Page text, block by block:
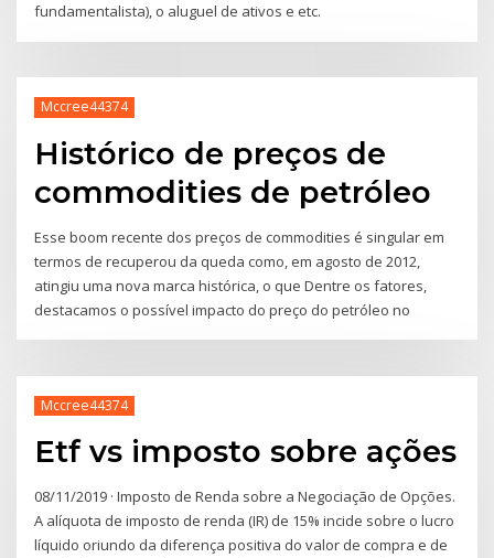
fundamentalista), o aluguel de ativos e etc.
Mccree44374
Histórico de preços de
commodities de petróleo
Esse boom recente dos preços de commodities é singular em
termos de recuperou da queda como, em agosto de 2012,
atingiu uma nova marca histórica, o que Dentre os fatores,
destacamos o possível impacto do preço do petróleo no
Mccree44374
Etf vs imposto sobre ações
08/11/2019 · Imposto de Renda sobre a Negociação de Opções.
A alíquota de imposto de renda (IR) de 15% incide sobre o lucro
líquido oriundo da diferença positiva do valor de compra e de